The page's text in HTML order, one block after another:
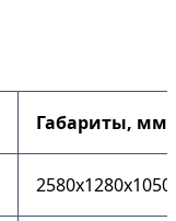
Габариты, мм
2580x1280x1050